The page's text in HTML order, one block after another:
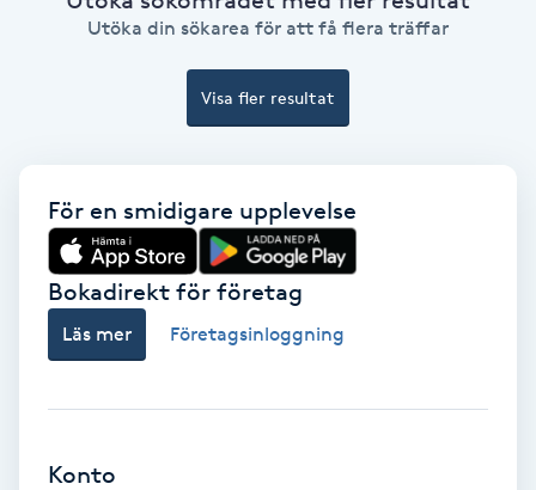
Ansiktsbehandling djuprengörande
Bambumassage
Barber
Utöka din sökarea för att få flera träffar
Visa fler resultat
För en smidigare upplevelse
Bokadirekt för företag
Läs mer Företagsinloggning
Konto